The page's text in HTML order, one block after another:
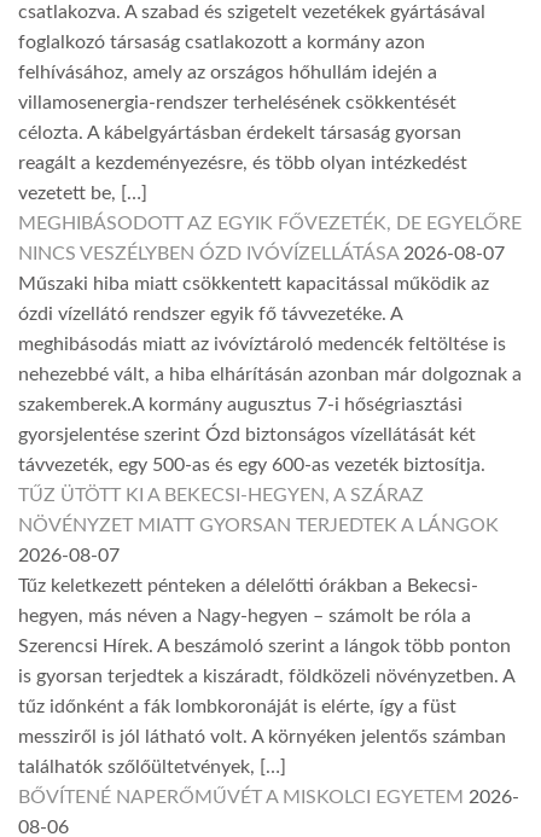
csatlakozva. A szabad és szigetelt vezetékek gyártásával
foglalkozó társaság csatlakozott a kormány azon
felhívásához, amely az országos hőhullám idején a
villamosenergia-rendszer terhelésének csökkentését
célozta. A kábelgyártásban érdekelt társaság gyorsan
reagált a kezdeményezésre, és több olyan intézkedést
vezetett be, […]
MEGHIBÁSODOTT AZ EGYIK FŐVEZETÉK, DE EGYELŐRE
NINCS VESZÉLYBEN ÓZD IVÓVÍZELLÁTÁSA 2026-08-07
Műszaki hiba miatt csökkentett kapacitással működik az
ózdi vízellátó rendszer egyik fő távvezetéke. A
meghibásodás miatt az ivóvíztároló medencék feltöltése is
nehezebbé vált, a hiba elhárításán azonban már dolgoznak a
szakemberek.A kormány augusztus 7-i hőségriasztási
gyorsjelentése szerint Ózd biztonságos vízellátását két
távvezeték, egy 500-as és egy 600-as vezeték biztosítja.
TŰZ ÜTÖTT KI A BEKECSI-HEGYEN, A SZÁRAZ
NÖVÉNYZET MIATT GYORSAN TERJEDTEK A LÁNGOK
2026-08-07
Tűz keletkezett pénteken a délelőtti órákban a Bekecsi-
hegyen, más néven a Nagy-hegyen – számolt be róla a
Szerencsi Hírek. A beszámoló szerint a lángok több ponton
is gyorsan terjedtek a kiszáradt, földközeli növényzetben. A
tűz időnként a fák lombkoronáját is elérte, így a füst
messziről is jól látható volt. A környéken jelentős számban
találhatók szőlőültetvények, […]
BŐVÍTENÉ NAPERŐMŰVÉT A MISKOLCI EGYETEM 2026-
08-06